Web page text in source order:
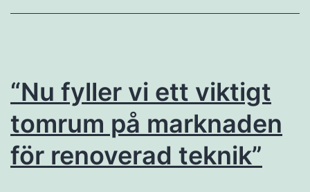
“Nu fyller vi ett viktigt
tomrum på marknaden
för renoverad teknik”